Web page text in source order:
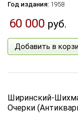
Год издания: 1958
60 000 руб.
Добавить в
Ширинский-
Очерки